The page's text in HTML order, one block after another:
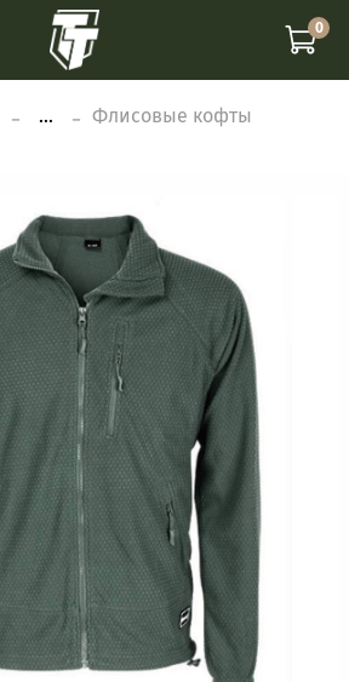
0
... Флисовые кофты